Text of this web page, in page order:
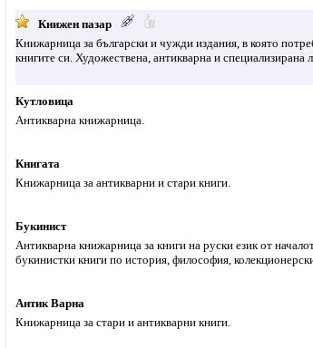
Книжен пазар
Книжарница за български и чужди издания, в която
книгите си. Художествена, антикварна и специализирана
Кутловица
Антикварна книжарница.
Книгата
Книжарница за антикварни и стари книги.
Букинист
Антикварна книжарница за книги на руски език от
букинистки книги по история, философия,
Антик Варна
Книжарница за стари и антикварни книги.